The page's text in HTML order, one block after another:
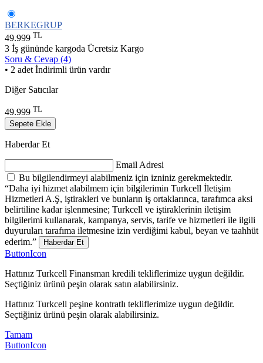
BERKEGRUP
49.999 TL
3 İş gününde kargoda Ücretsiz Kargo
Soru & Cevap (4)
• 2 adet İndirimli ürün vardır
Diğer Satıcılar
49.999 TL
Sepete Ekle
Haberdar Et
Email Adresi
Bu bilgilendirmeyi alabilmeniz için izniniz gerekmektedir.
“Daha iyi hizmet alabilmem için bilgilerimin Turkcell İletişim
Hizmetleri A.Ş, iştirakleri ve bunların iş ortaklarınca, tarafımca aksi
belirtiline kadar işlenmesine; Turkcell ve iştiraklerinin iletişim
bilgilerimi kullanarak, kampanya, servis, tarife ve hizmetleri ile ilgili
duyuruları tarafıma iletmesine izin verdiğimi kabul, beyan ve taahhüt
ederim.”
Haberdar Et
ButtonIcon
Hattınız Turkcell Finansman kredili tekliflerimize uygun değildir.
Seçtiğiniz ürünü peşin olarak satın alabilirsiniz.
Hattınız Turkcell peşine kontratlı tekliflerimize uygun değildir.
Seçtiğiniz ürünü peşin olarak alabilirsiniz.
Tamam
ButtonIcon